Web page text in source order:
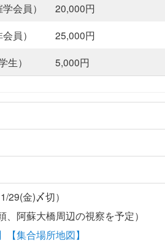
会員）
20,000円
員）
25,000円
生）
5,000円
29(金)〆切）
、阿蘇大橋周辺の視察を予定）
【集合場所地図】